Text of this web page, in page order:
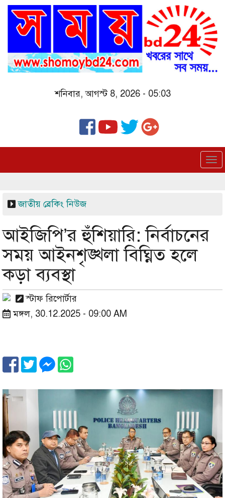
Skip
main
শনিবার, আগস্ট 8, 2026 - 05:03
জাতীয় ব্রেকিং নিউজ
আইজিপি’র হুঁশিয়ারি: নির্বাচনের
সময় আইনশৃঙ্খলা বিঘ্নিত হলে
কড়া ব্যবস্থা
স্টাফ রিপোর্টার
মঙ্গল, 30.12.2025 - 09:00 AM
Image